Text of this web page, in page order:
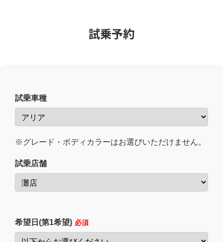
試乗予約
試乗車種
※グレード・ボディカラーはお選びいただけません。
試乗店舗
希望日(第1希望) 必須